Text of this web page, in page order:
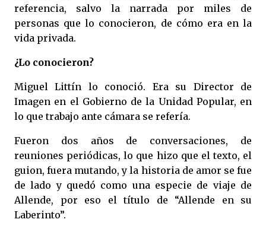
referencia, salvo la narrada por miles de
personas que lo conocieron, de cómo era en la
vida privada.
¿Lo conocieron?
Miguel Littín lo conoció. Era su Director de
Imagen en el Gobierno de la Unidad Popular, en
lo que trabajo ante cámara se refería.
Fueron dos años de conversaciones, de
reuniones periódicas, lo que hizo que el texto, el
guion, fuera mutando, y la historia de amor se fue
de lado y quedó como una especie de viaje de
Allende, por eso el título de “Allende en su
Laberinto”.